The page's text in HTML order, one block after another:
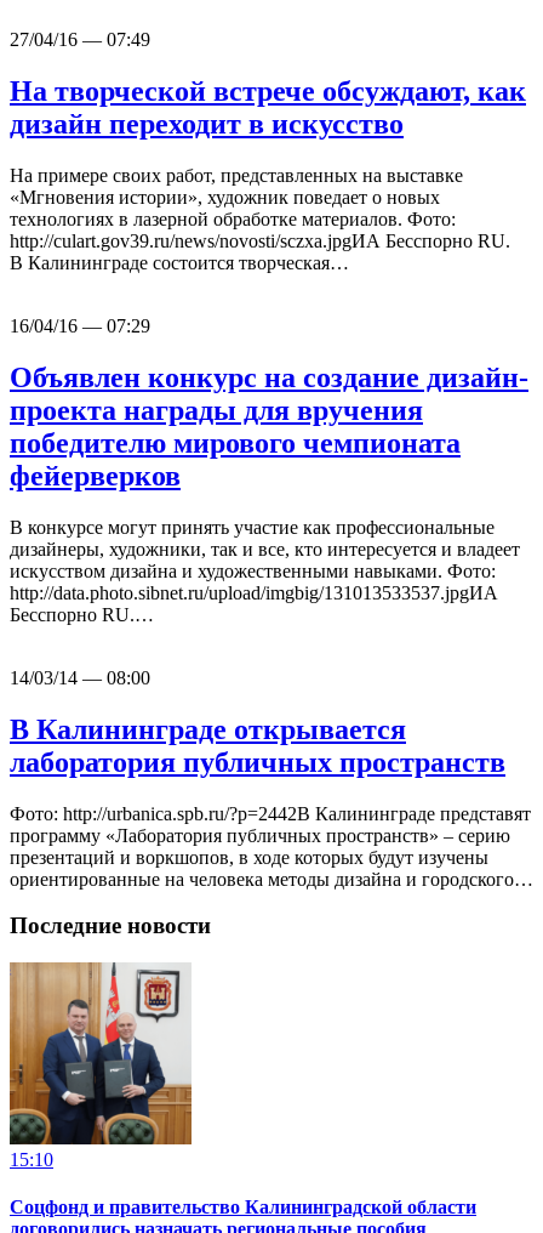
27/04/16 — 07:49
На творческой встрече обсуждают, как
дизайн переходит в искусство
На примере своих работ, представленных на выставке
«Мгновения истории», художник поведает о новых
технологиях в лазерной обработке материалов. Фото:
http://culart.gov39.ru/news/novosti/sczxa.jpgИА Бесспорно RU.
В Калининграде состоится творческая…
16/04/16 — 07:29
Объявлен конкурс на создание дизайн-
проекта награды для вручения
победителю мирового чемпионата
фейерверков
В конкурсе могут принять участие как профессиональные
дизайнеры, художники, так и все, кто интересуется и владеет
искусством дизайна и художественными навыками. Фото:
http://data.photo.sibnet.ru/upload/imgbig/131013533537.jpgИА
Бесспорно RU.…
14/03/14 — 08:00
В Калининграде открывается
лаборатория публичных пространств
Фото: http://urbanica.spb.ru/?p=2442В Калининграде представят
программу «Лаборатория публичных пространств» – серию
презентаций и воркшопов, в ходе которых будут изучены
ориентированные на человека методы дизайна и городского…
Последние новости
15:10
Соцфонд и правительство Калининградской области